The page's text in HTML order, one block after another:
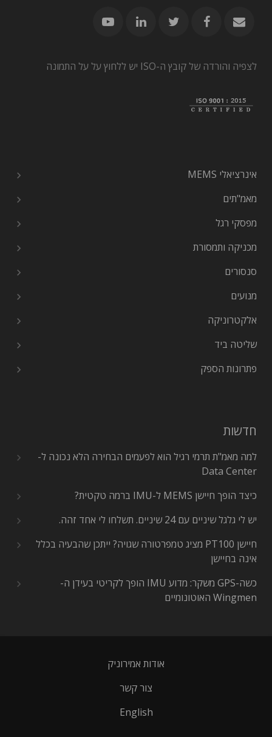
לצפיה והורדה של קובץ ה-ISO יש ללחוץ על על התמונה
אינרציאלי MEMS
מאמ"תים
מפסקי רגל
מכניקה ותמסורת
סנסורים
מנועים
אלקטרוניקה
שליטה ביד
פתרונות הספק
חדשות
למה מאמ"ת תרמי רגיל הוא לפעמים הבחירה הלא נכונה ל-
Data Center
כיצד הופך חיישן MEMS ל-IMU ברמה טקטית?
יש לי גלגל שיניים עם 24 שיניים. תשלחו לי אחד זהה.
חיישן PT100 מציג טמפרטורה שגויה? ייתכן שהבעיה בכלל
אינה בחיישן
כשה-GPS משקר: מדוע IMU הופך לקריטי בעידן ה-
Wingmen האוטונומיים
אודות אמירוניק
צור קשר
English